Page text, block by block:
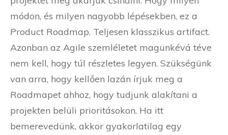
módon, és milyen nagyobb lépésekben, ez a
Product Roadmap. Teljesen klasszikus artifact.
Azonban az Agile szemléletet magunkévá téve
nem kell, hogy túl részletes legyen. Szükségünk
van arra, hogy kellően lazán írjuk meg a
Roadmapet ahhoz, hogy tudjunk alakítani a
projekten belüli prioritásokon. Ha itt
bemerevedünk, akkor gyakorlatilag egy